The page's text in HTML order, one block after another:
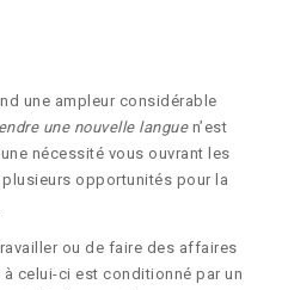
une ampleur considérable
une nouvelle languen’est
nécessité vous ouvrant les
opportunités pour la
ou de faire des affaires
à celui-ci est conditionné par un